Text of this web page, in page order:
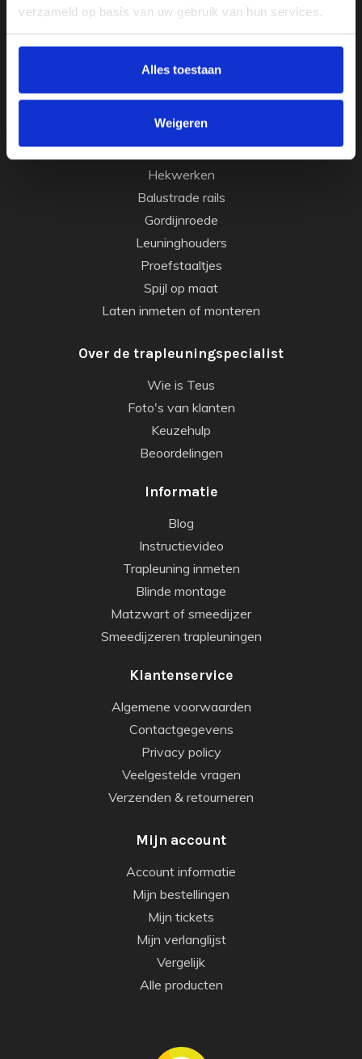
verzameld op basis van uw gebruik van hun services.
Alles toestaan
Weigeren
Gebogen trapleuningen
Op maat buigen van de leuning
Wij verkopen ook
Hekwerken
Balustrade rails
Gordijnroede
Leuninghouders
Proefstaaltjes
Spijl op maat
Laten inmeten of monteren
Over de trapleuningspecialist
Wie is Teus
Foto's van klanten
Keuzehulp
Beoordelingen
Informatie
Blog
Instructievideo
Trapleuning inmeten
Blinde montage
Matzwart of smeedijzer
Smeedijzeren trapleuningen
Klantenservice
Algemene voorwaarden
Contactgegevens
Privacy policy
Veelgestelde vragen
Verzenden & retourneren
Mijn account
Account informatie
Mijn bestellingen
Mijn tickets
Mijn verlanglijst
Vergelijk
Alle producten